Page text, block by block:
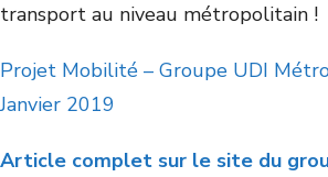
transport au niveau métropolitain !
Projet Mobilité – Groupe UDI
Janvier 2019
Article complet sur le site du